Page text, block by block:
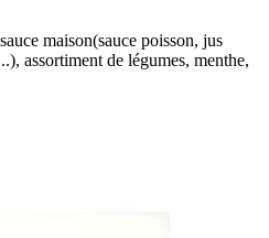
maison(sauce poisson, jus
assortiment de légumes, menthe,